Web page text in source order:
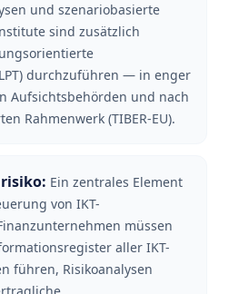
und szenariobasierte
sind zusätzlich
durchzuführen — in enger
Aufsichtsbehörden und nach
Rahmenwerk (TIBER-EU).
: Ein zentrales Element
von IKT-
müssen
aller IKT-
führen, Risikoanalysen